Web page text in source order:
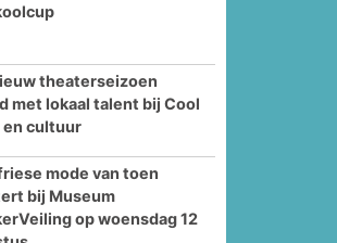
theaterseizoen
met lokaal talent bij Cool
en cultuur
mode van toen
bij Museum
op woensdag 12